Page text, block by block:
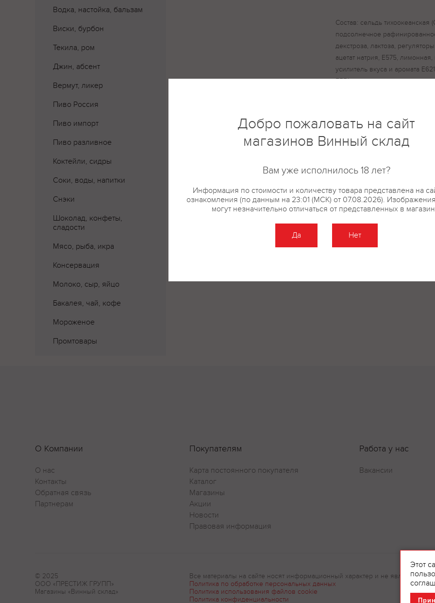
Водка, настойка, бальзам
Виски, бурбон
Текила, ром
Джин, абсент
Вермут, ликер
Пиво Россия
Пиво импорт
Пиво разливное
Коктейли, сидры
Соки, воды, напитки
Снэки
Шоколад, конфеты,
сладости
Мясо, рыба, икра
Консервация
Молоко, сыр, яйцо
Бакалея, чай, кофе
Мороженое
Промтовары
Состав: сельдь тихоокеанская
подсолнечное
декстроза, лактоза,
ацетат натрия, Е575,
усилитель вкуса и аромата
Е551, зелень укропа сушеная,
О Компании
О нас
Контакты
Обратная связь
Партнерам
Покупателям
Карта постоянного покупателя
Каталог
Магазины
Акции
Новости
Правовая информация
Работа у нас
Вакансии
© 2025
ООО «ПРЕСТИЖ ГРУПП»
Магазины «Винный склад»
Все материалы на сайте носят информационный характер и не являются
Политика по обработке персональных данных
Политика использования файлов cookie
Политика конфиденциальности
Этот
Добро пожаловать на сайт
магазинов Винный склад
Вам уже исполнилось 18 лет?
Информация по стоимости и количеству товара представлена на
ознакомления (по данным на 23:01 (МСК) от 07.08.2026).
могут незначительно отличаться от представленных в
Да Нет